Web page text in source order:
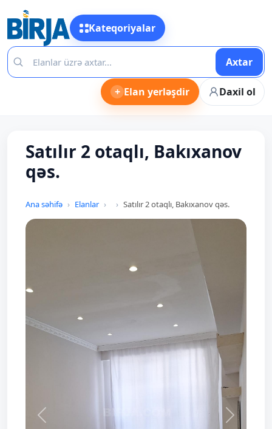
Kateqoriyalar
Axtar
+ Elan yerləşdir Daxil ol
Satılır 2 otaqlı, Bakıxanov
qəs.
Ana səhifə Elanlar Satılır 2 otaqlı, Bakıxanov qəs.
Prev Next